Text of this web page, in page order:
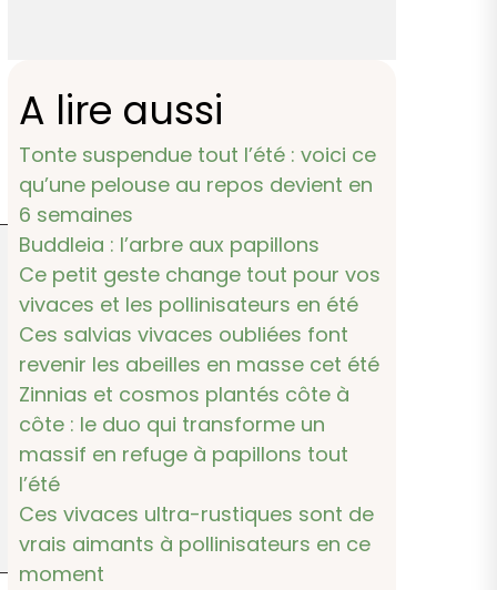
A lire aussi
Tonte suspendue tout l’été : voici ce
qu’une pelouse au repos devient en
6 semaines
Buddleia : l’arbre aux papillons
Ce petit geste change tout pour vos
vivaces et les pollinisateurs en été
Ces salvias vivaces oubliées font
revenir les abeilles en masse cet été
Zinnias et cosmos plantés côte à
côte : le duo qui transforme un
massif en refuge à papillons tout
l’été
Ces vivaces ultra-rustiques sont de
vrais aimants à pollinisateurs en ce
moment